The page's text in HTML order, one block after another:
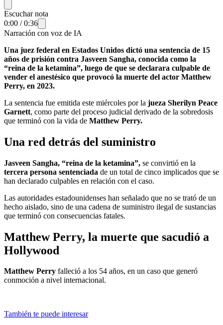
Escuchar nota
0:00 /0:36
Narración con voz de IA
Una juez federal en Estados Unidos dictó una sentencia de 15
años de prisión contra Jasveen Sangha, conocida como la
“reina de la ketamina”, luego de que se declarara culpable de
vender el anestésico que provocó la muerte del actor Matthew
Perry, en 2023.
La sentencia fue emitida este miércoles por la jueza Sherilyn Peace
Garnett, como parte del proceso judicial derivado de la sobredosis
que terminó con la vida de Matthew Perry.
Una red detrás del suministro
Jasveen Sangha, “reina de la ketamina”, se convirtió en la
tercera persona sentenciada de un total de cinco implicados que se
han declarado culpables en relación con el caso.
Las autoridades estadounidenses han señalado que no se trató de un
hecho aislado, sino de una cadena de suministro ilegal de sustancias
que terminó con consecuencias fatales.
Matthew Perry, la muerte que sacudió a
Hollywood
Matthew Perry falleció a los 54 años, en un caso que generó
conmoción a nivel internacional.
También te puede interesar